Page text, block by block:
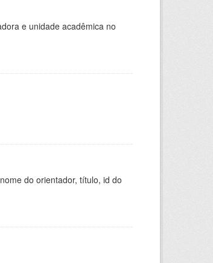
e unidade acadêmica no
do orientador, título, id do